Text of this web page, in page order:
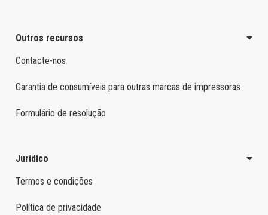
Outros recursos
Contacte-nos
Garantia de consumíveis para outras marcas de impressoras
Formulário de resolução
Jurídico
Termos e condições
Política de privacidade